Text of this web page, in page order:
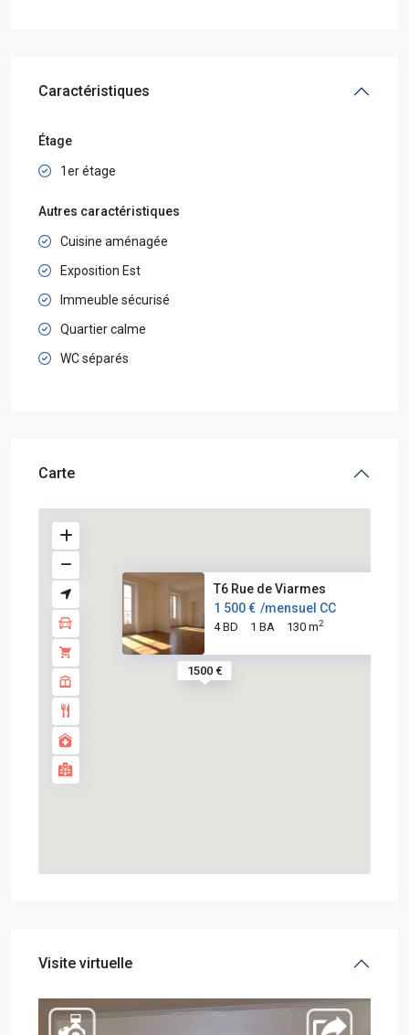
Caractéristiques
Étage
1er étage
Autres caractéristiques
Cuisine aménagée
Exposition Est
Immeuble sécurisé
Quartier calme
WC séparés
Carte
1500 €
T6 Rue de Viarmes
1 500 € /mensuel CC
4 BD 1 BA 130 m2
Visite virtuelle